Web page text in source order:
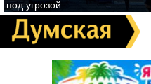
под угрозой